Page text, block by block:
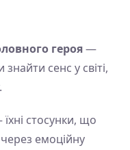
героя—
сенс у світі,
стосунки, що
емоційну